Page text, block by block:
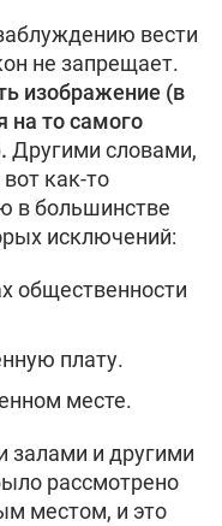
вести
не запрещает.
изображение (в
на то самого
Другими словами,
как-то
в большинстве
исключений:
общественности
плату.
месте.
залами и другими
рассмотрено
местом, и это